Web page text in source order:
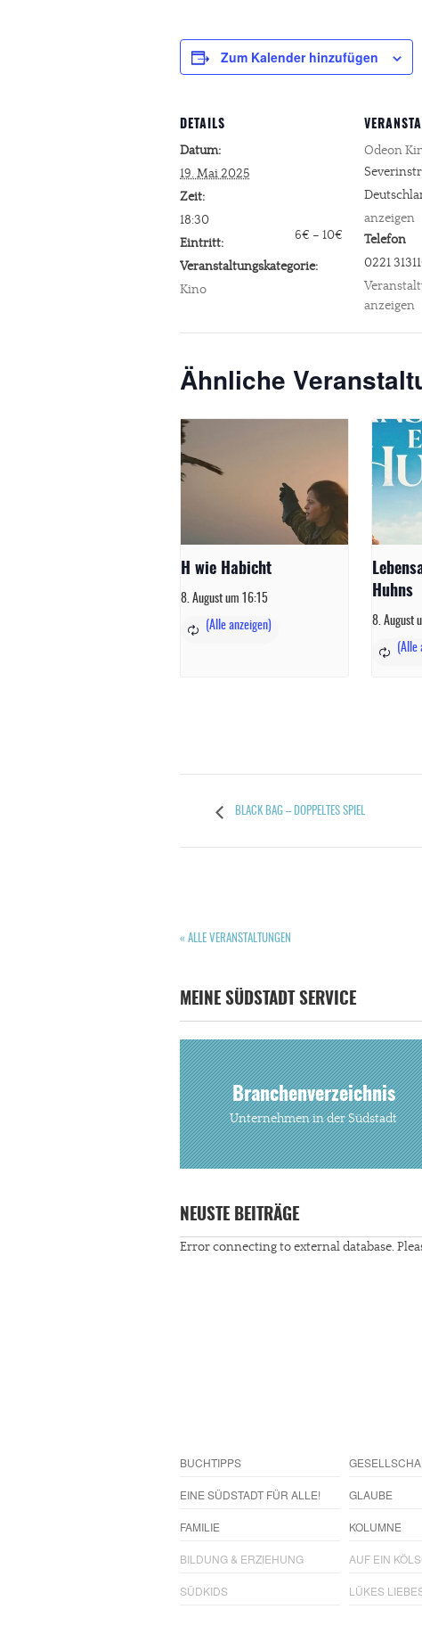
« ALLE VERANSTALTUNGEN
Zum Kalender hinzufügen
DETAILS
Datum:
19. Mai 2025
Zeit:
18:30
Eintritt:
6€ – 10€
Veranstaltungskategorie:
Kino
Odeon
anzeigen
Telefon
0221
anzeigen
Ähnliche
H wie Habicht
8. August um 16:15
Huhns
8. August
BLACK BAG – DOPPELTES SPIEL
MEINE SÜDSTADT SERVICE
Branchenverzeichnis
Unternehmen in der Südstadt
NEUSTE BEITRÄGE
Error connecting to external database.
BUCHTIPPS
EINE SÜDSTADT FÜR ALLE!
FAMILIE
BILDUNG & ERZIEHUNG
SÜDKIDS
GLAUBE
KOLUMNE
AUF EIN
LÜKES